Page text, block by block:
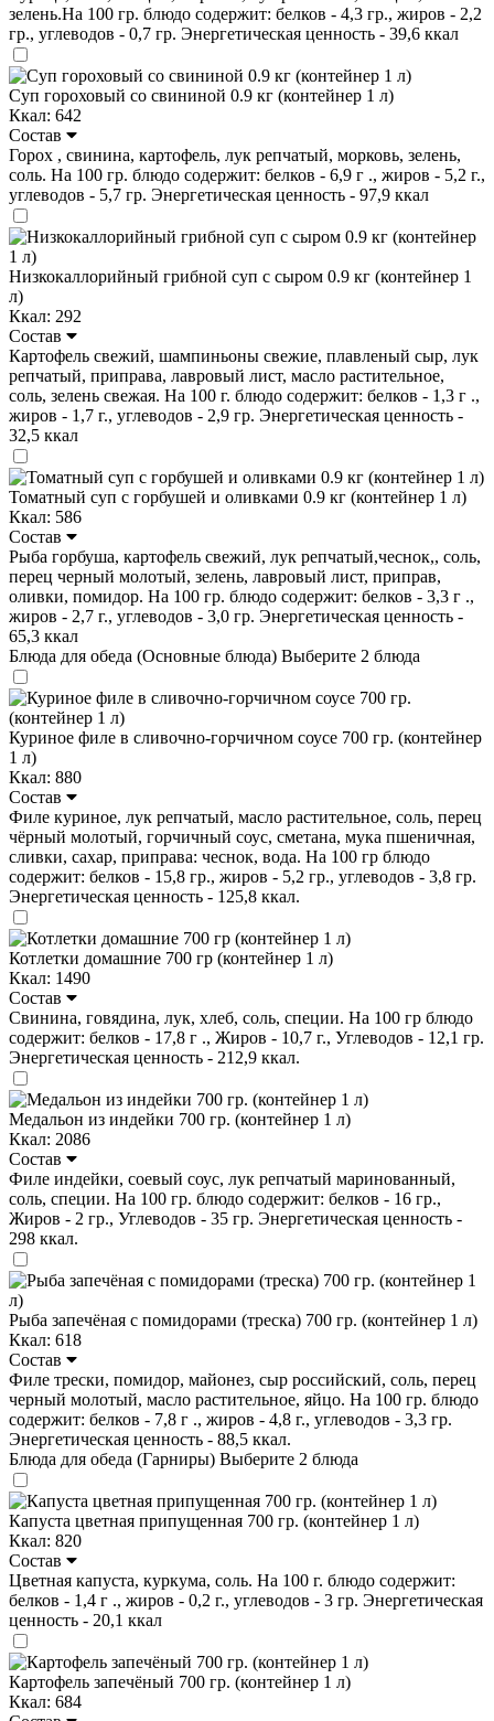
зелень.На 100 гр. блюдо содержит: белков - 4,3 гр., жиров - 2,2
гр., углеводов - 0,7 гр. Энергетическая ценность - 39,6 ккал
Суп гороховый со свининой 0.9 кг (контейнер 1 л)
Ккал: 642
Состав
Горох , свинина, картофель, лук репчатый, морковь, зелень,
соль. На 100 гр. блюдо содержит: белков - 6,9 г ., жиров - 5,2 г.,
углеводов - 5,7 гр. Энергетическая ценность - 97,9 ккал
Низкокаллорийный грибной суп с сыром 0.9 кг (контейнер 1
л)
Ккал: 292
Состав
Картофель свежий, шампиньоны свежие, плавленый сыр, лук
репчатый, приправа, лавровый лист, масло растительное,
соль, зелень свежая. На 100 г. блюдо содержит: белков - 1,3 г .,
жиров - 1,7 г., углеводов - 2,9 гр. Энергетическая ценность -
32,5 ккал
Томатный суп с горбушей и оливками 0.9 кг (контейнер 1 л)
Ккал: 586
Состав
Рыба горбуша, картофель свежий, лук репчатый,чеснок,, соль,
перец черный молотый, зелень, лавровый лист, приправ,
оливки, помидор. На 100 гр. блюдо содержит: белков - 3,3 г .,
жиров - 2,7 г., углеводов - 3,0 гр. Энергетическая ценность -
65,3 ккал
Блюда для обеда (Основные блюда) Выберите 2 блюда
Куриное филе в сливочно-горчичном соусе 700 гр. (контейнер
1 л)
Ккал: 880
Состав
Филе куриное, лук репчатый, масло растительное, соль, перец
чёрный молотый, горчичный соус, сметана, мука пшеничная,
сливки, сахар, приправа: чеснок, вода. На 100 гр блюдо
содержит: белков - 15,8 гр., жиров - 5,2 гр., углеводов - 3,8 гр.
Энергетическая ценность - 125,8 ккал.
Котлетки домашние 700 гр (контейнер 1 л)
Ккал: 1490
Состав
Свинина, говядина, лук, хлеб, соль, специи. На 100 гр блюдо
содержит: белков - 17,8 г ., Жиров - 10,7 г., Углеводов - 12,1 гр.
Энергетическая ценность - 212,9 ккал.
Медальон из индейки 700 гр. (контейнер 1 л)
Ккал: 2086
Состав
Филе индейки, соевый соус, лук репчатый маринованный,
соль, специи. На 100 гр. блюдо содержит: белков - 16 гр.,
Жиров - 2 гр., Углеводов - 35 гр. Энергетическая ценность -
298 ккал.
Рыба запечёная с помидорами (треска) 700 гр. (контейнер 1 л)
Ккал: 618
Состав
Филе трески, помидор, майонез, сыр российский, соль, перец
черный молотый, масло растительное, яйцо. На 100 гр. блюдо
содержит: белков - 7,8 г ., жиров - 4,8 г., углеводов - 3,3 гр.
Энергетическая ценность - 88,5 ккал.
Блюда для обеда (Гарниры) Выберите 2 блюда
Капуста цветная припущенная 700 гр. (контейнер 1 л)
Ккал: 820
Состав
Цветная капуста, куркума, соль. На 100 г. блюдо содержит:
белков - 1,4 г ., жиров - 0,2 г., углеводов - 3 гр. Энергетическая
ценность - 20,1 ккал
Картофель запечёный 700 гр. (контейнер 1 л)
Ккал: 684